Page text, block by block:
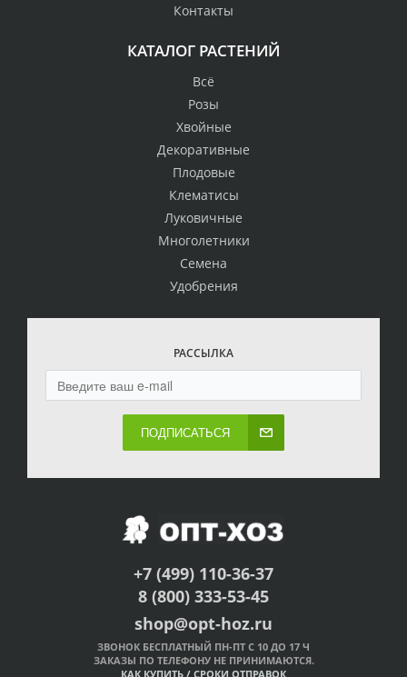
Контакты
КАТАЛОГ РАСТЕНИЙ
Всё
Розы
Хвойные
Декоративные
Плодовые
Клематисы
Луковичные
Многолетники
Семена
Удобрения
РАССЫЛКА
ПОДПИСАТЬСЯ
+7 (499) 110-36-37
8 (800) 333-53-45
shop@opt-hoz.ru
ЗВОНОК БЕСПЛАТНЫЙ ПН-ПТ С 10 ДО 17 Ч
ЗАКАЗЫ ПО ТЕЛЕФОНУ НЕ ПРИНИМАЮТСЯ.
КАК КУПИТЬ / СРОКИ ОТПРАВОК